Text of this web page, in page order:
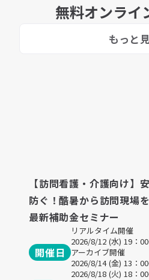
無料オンライ
もっと
【訪問看護・介護向け】
防ぐ！酷暑から訪問現場
最新補助金セミナー
開催日
リアルタイム開催
2026/8/12 (水) 19：
アーカイブ開催
2026/8/14 (金) 13：
2026/8/18 (火) 18：